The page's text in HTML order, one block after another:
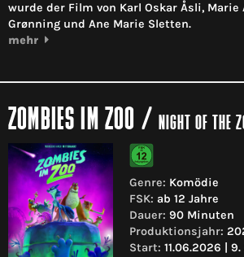
wurde der Film von Karl Oskar Åsli, Marie
Grønning und Ane Marie Sletten.
mehr
ZOMBIES IM ZOO / NIGHT OF THE
Genre: Komödie
FSK: ab 12 Jahre
Dauer: 90 Minuten
Produktionsjahr:
Start: 11.06.2026 |